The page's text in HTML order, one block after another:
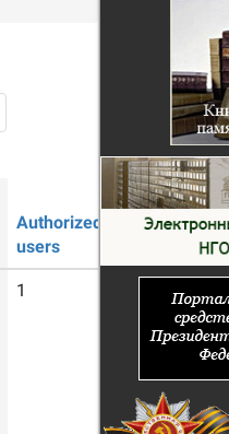
Authorized
users
Guest
1